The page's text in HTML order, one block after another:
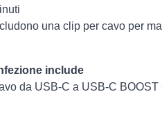
una clip per cavo per
include
da USB-C a USB-C